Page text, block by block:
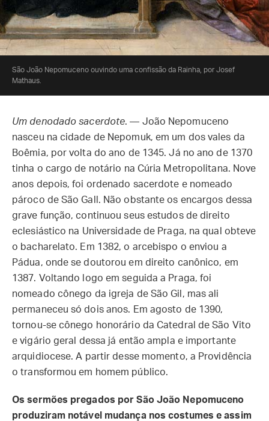
São João Nepomuceno ouvindo uma confissão da Rainha, por Josef
Mathaus.
Um denodado sacerdote. — João Nepomuceno
nasceu na cidade de Nepomuk, em um dos vales da
Boêmia, por volta do ano de 1345. Já no ano de 1370
tinha o cargo de notário na Cúria Metropolitana. Nove
anos depois, foi ordenado sacerdote e nomeado
pároco de São Gall. Não obstante os encargos dessa
grave função, continuou seus estudos de direito
eclesiástico na Universidade de Praga, na qual obteve
o bacharelato. Em 1382, o arcebispo o enviou a
Pádua, onde se doutorou em direito canônico, em
1387. Voltando logo em seguida a Praga, foi
nomeado cônego da igreja de São Gil, mas ali
permaneceu só dois anos. Em agosto de 1390,
tornou-se cônego honorário da Catedral de São Vito
e vigário geral dessa já então ampla e importante
arquidiocese. A partir desse momento, a Providência
o transformou em homem público.
Os sermões pregados por São João Nepomuceno
produziram notável mudança nos costumes e assim